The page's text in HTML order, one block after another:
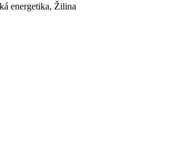
energetika, Žilina